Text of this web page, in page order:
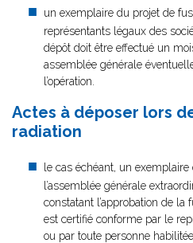
un exemplaire du projet de
représentants légaux des
dépôt doit être effectué un
assemblée générale
l’opération.
Actes à déposer lors
radiation
le cas échéant, un
l’assemblée générale
constatant l’approbation de la
est certifié conforme par le
ou par toute personne